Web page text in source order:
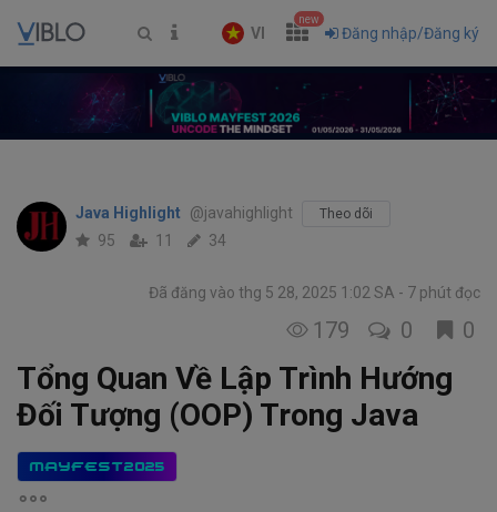
VI
new
Đăng nhập/Đăng ký
Java Highlight @javahighlight Theo dõi
95 11 34
Đã đăng vào thg 5 28, 2025 1:02 SA 7 phút đọc
179 0 0
Tổng Quan Về Lập Trình Hướng
Đối Tượng (OOP) Trong Java
MAYFEST2025